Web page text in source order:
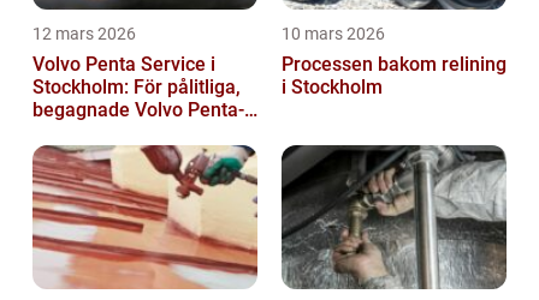
12 mars 2026
Volvo Penta Service i
Stockholm: För pålitliga,
begagnade Volvo Penta-
10 mars 2026
Processen bakom relining
i Stockholm